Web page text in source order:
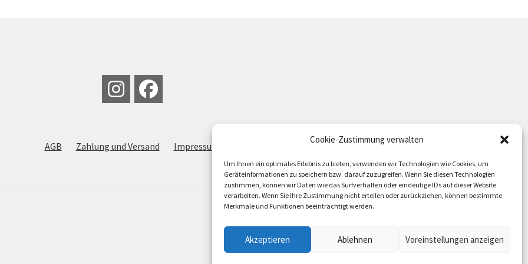
Cookie-Zustimmung verwalten
Um Ihnen ein optimales Erlebnis zu bieten, verwenden wir Technologien wie Cookies, um
Geräteinformationen zu speichern bzw. darauf zuzugreifen. Wenn Sie diesen Technologien
zustimmen, können wir Daten wie das Surfverhalten oder eindeutige IDs auf dieser Website
verarbeiten. Wenn Sie Ihre Zustimmung nicht erteilen oder zurückziehen, können bestimmte
Merkmale und Funktionen beeinträchtigt werden.
Akzeptieren Ablehnen Voreinstellungen anzeigen
AGB Zahlung und Versand Impressum